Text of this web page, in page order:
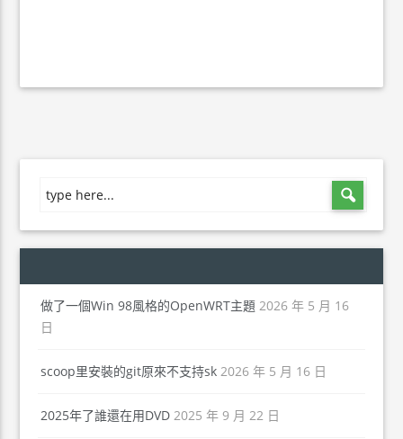
做了一個Win 98風格的OpenWRT主題 2026 年 5 月 16
日
scoop里安裝的git原來不支持sk 2026 年 5 月 16 日
2025年了誰還在用DVD 2025 年 9 月 22 日